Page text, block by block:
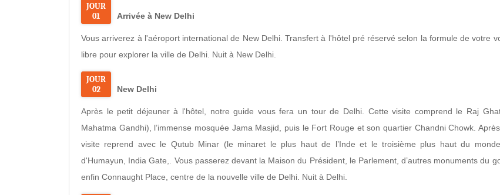
JOUR
01
Arrivée à New Delhi
Vous arriverez à l'aéroport international de New Delhi. Transfert à l'hôtel pré réservé selon la formule de votre
libre pour explorer la ville de Delhi. Nuit à New Delhi.
JOUR
02
New Delhi
Après le petit déjeuner à l'hôtel, notre guide vous fera un tour de Delhi. Cette visite comprend le Raj
Mahatma Gandhi), l’immense mosquée Jama Masjid, puis le Fort Rouge et son quartier Chandni Chowk.
visite reprend avec le Qutub Minar (le minaret le plus haut de l’Inde et le troisième plus haut du
d'Humayun, India Gate,. Vous passerez devant la Maison du Président, le Parlement, d’autres monuments du
enfin Connaught Place, centre de la nouvelle ville de Delhi. Nuit à Delhi.